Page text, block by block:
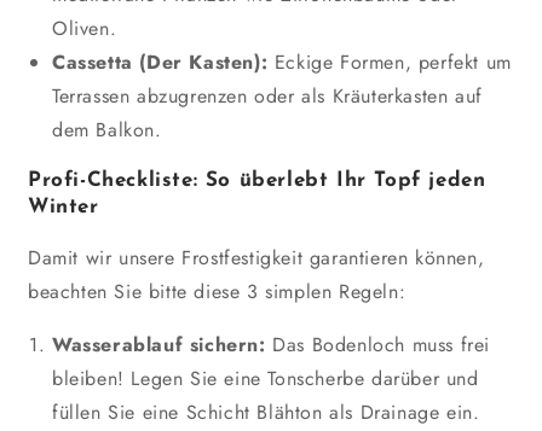
Oliven.
Cassetta (Der Kasten): Eckige Formen, perfekt um
Terrassen abzugrenzen oder als Kräuterkasten auf
dem Balkon.
Profi-Checkliste: So überlebt Ihr Topf jeden
Winter
Damit wir unsere Frostfestigkeit garantieren können,
beachten Sie bitte diese 3 simplen Regeln:
Wasserablauf sichern: Das Bodenloch muss frei
bleiben! Legen Sie eine Tonscherbe darüber und
füllen Sie eine Schicht Blähton als Drainage ein.